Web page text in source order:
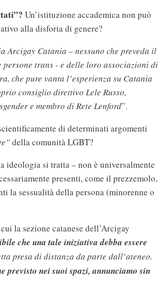
Un’istituzione accademica non può
alla disforia di genere?
Catania – nessuno che preveda il
trans - e delle loro associazioni di
che pure vanta l’esperienza su Catania
consiglio direttivo Lele Russo,
e membro di Rete Lenford”.
di determinati argomenti
della comunità LGBT?
ideologia si tratta – non è universalmente
presenti, come il prezzemolo,
la sessualità della persona (minorenne o
la sezione catanese dell’Arcigay
che una tale iniziativa debba essere
presa di distanza da parte dall’ateneo.
previsto nei suoi spazi, annunciamo sin